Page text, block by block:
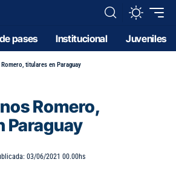
pases Institucional Juveniles
titulares en Paraguay
Romero,
Paraguay
03/06/2021 00.00hs